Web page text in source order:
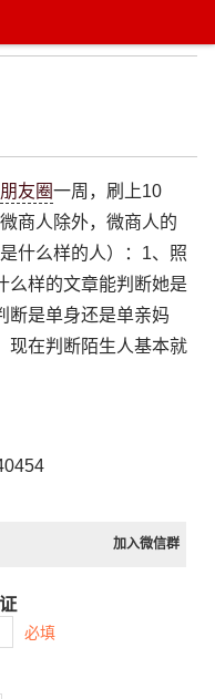
朋友圈一周，刷上10
商人除外，微商人的
什么样的人）：1、照
么样的文章能判断她是
断是单身还是单亲妈
现在判断陌生人基本就
加入微信群
必填